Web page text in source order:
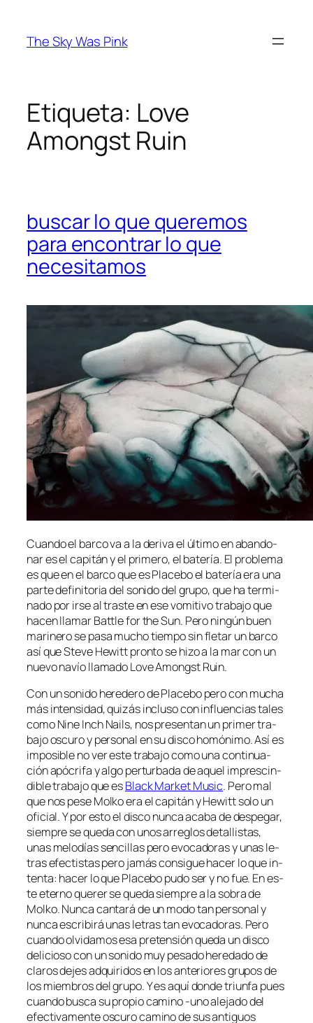
contenido
The Sky Was Pink
Etiqueta: Love
Amongst Ruin
buscar lo que queremos
para encontrar lo que
necesitamos
Cuando el bar­co va a la de­ri­va el úl­ti­mo en aban­do­
nar es el ca­pi­tán y el pri­me­ro, el ba­te­ría. El pro­ble­ma
es que en el bar­co que es Placebo el ba­te­ría era una
par­te de­fi­ni­to­ria del so­ni­do del gru­po, que ha ter­mi­
na­do por ir­se al tras­te en ese vo­mi­ti­vo tra­ba­jo que
ha­cen lla­mar Battle for the Sun. Pero nin­gún buen
ma­ri­ne­ro se pa­sa mu­cho tiem­po sin fle­tar un bar­co
así que Steve Hewitt pron­to se hi­zo a la mar con un
nue­vo na­vío lla­ma­do Love Amongst Ruin.
Con un so­ni­do he­re­de­ro de Placebo pe­ro con mu­cha
más in­ten­si­dad, qui­zás in­clu­so con in­fluen­cias ta­les
co­mo Nine Inch Nails, nos pre­sen­tan un pri­mer tra­
ba­jo os­cu­ro y per­so­nal en su dis­co ho­mó­ni­mo. Así es
im­po­si­ble no ver es­te tra­ba­jo co­mo una con­ti­nua­
ción apó­cri­fa y al­go per­tur­ba­da de aquel im­pres­cin­
di­ble tra­ba­jo que esBlack Market Music. Pero mal
que nos pe­se Molko era el ca­pi­tán y Hewitt so­lo un
ofi­cial. Y por es­to el dis­co nun­ca aca­ba de des­pe­gar,
siem­pre se que­da con unos arre­glos de­ta­llis­tas,
unas me­lo­días sen­ci­llas pe­ro evo­ca­do­ras y unas le­
tras efec­tis­tas pe­ro ja­más con­si­gue ha­cer lo que in­
ten­ta: ha­cer lo que Placebo pu­do ser y no fue. En es­
te eterno que­rer se que­da siem­pre a la so­bra de
Molko. Nunca can­ta­rá de un mo­do tan per­so­nal y
nun­ca es­cri­bi­rá unas le­tras tan evo­ca­do­ras. Pero
cuan­do ol­vi­da­mos esa pre­ten­sión que­da un dis­co
de­li­cio­so con un so­ni­do muy pe­sa­do he­re­da­do de
cla­ros de­jes ad­qui­ri­dos en los an­te­rio­res gru­pos de
los miem­bros del gru­po. Y es aquí don­de triun­fa pues
cuan­do bus­ca su pro­pio ca­mino ‑uno ale­ja­do del
efec­ti­va­men­te os­cu­ro ca­mino de sus an­ti­guos